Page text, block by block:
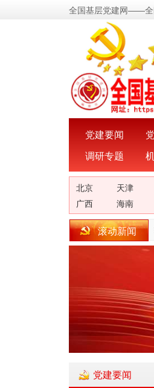
全国基层党建网——全
党建要闻
调研专题
北京 天津
广西
海南
滚动新闻
[02-23] 国务院办公厅印
党建要闻